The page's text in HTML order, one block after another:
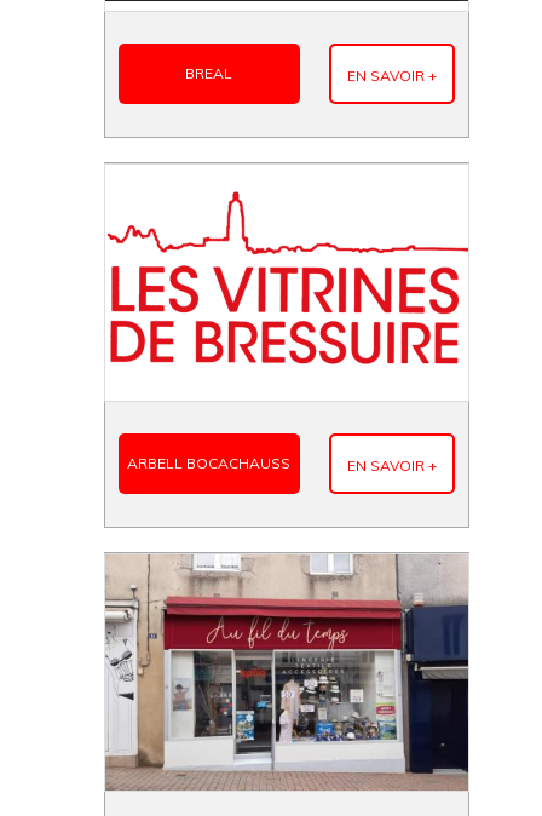
BREAL EN SAVOIR +
ARBELL BOCACHAUSS EN SAVOIR +